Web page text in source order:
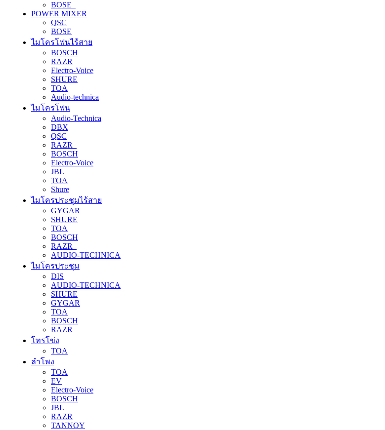
BOSE
POWER MIXER
QSC
BOSE
ไมโครโฟนไร้สาย
BOSCH
RAZR
Electro-Voice
SHURE
TOA
Audio-technica
ไมโครโฟน
Audio-Technica
DBX
QSC
RAZR
BOSCH
Electro-Voice
JBL
TOA
Shure
ไมโครประชุมไร้สาย
GYGAR
SHURE
TOA
BOSCH
RAZR
AUDIO-TECHNICA
ไมโครประชุม
DIS
AUDIO-TECHNICA
SHURE
GYGAR
TOA
BOSCH
RAZR
โทรโข่ง
TOA
ลำโพง
TOA
EV
Electro-Voice
BOSCH
JBL
RAZR
TANNOY